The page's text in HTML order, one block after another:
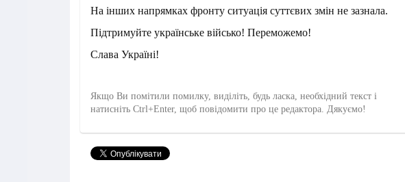
На інших напрямках фронту ситуація суттєвих змін не зазнала.
Підтримуйте українське військо! Переможемо!
Слава Україні!
Якщо Ви помітили помилку, виділіть, будь ласка, необхідний текст і
натисніть Ctrl+Enter, щоб повідомити про це редактора. Дякуємо!